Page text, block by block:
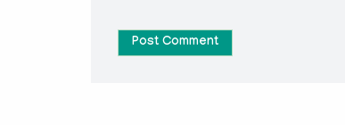
Post Comment